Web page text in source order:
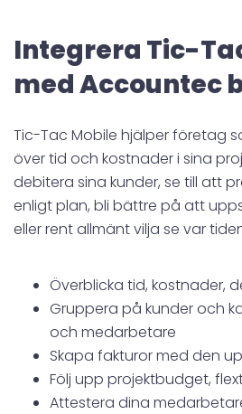
Integrera Tic-
med Accountec
Tic-Tac Mobile hjälper företag
över tid och kostnader i sina
debitera sina kunder, se till att
enligt plan, bli bättre på att
eller rent allmänt vilja se var
Överblicka tid, kostnader,
Gruppera på kunder och
och medarbetare
Skapa fakturor med den
Följ upp projektbudget,
Attestera dina